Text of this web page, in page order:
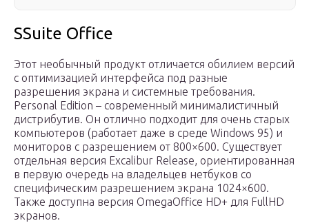
SSuite Office
Этот необычный продукт отличается обилием версий
с оптимизацией интерфейса под разные
разрешения экрана и системные требования.
Personal Edition – современный минималистичный
дистрибутив. Он отлично подходит для очень старых
компьютеров (работает даже в среде Windows 95) и
мониторов с разрешением от 800×600. Существует
отдельная версия Excalibur Release, ориентированная
в первую очередь на владельцев нетбуков со
специфическим разрешением экрана 1024×600.
Также доступна версия OmegaOffice HD+ для FullHD
экранов.